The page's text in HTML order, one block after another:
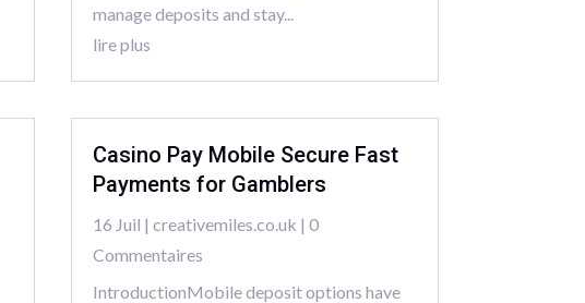
manage deposits and stay...
lire plus
Casino Pay Mobile Secure Fast
Payments for Gamblers
16 Juil | creativemiles.co.uk | 0
Commentaires
IntroductionMobile deposit options have